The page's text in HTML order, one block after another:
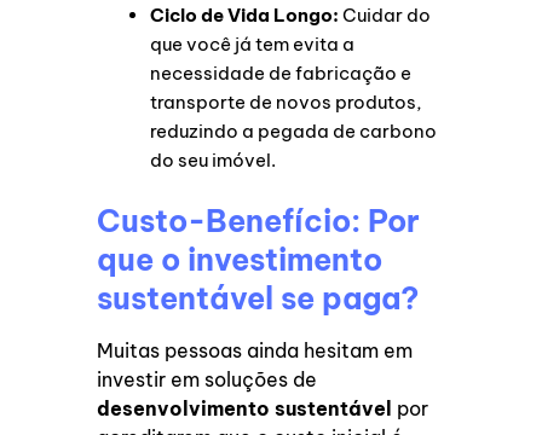
Ciclo de Vida Longo: Cuidar do
que você já tem evita a
necessidade de fabricação e
transporte de novos produtos,
reduzindo a pegada de carbono
do seu imóvel.
Custo-Benefício: Por
que o investimento
sustentável se paga?
Muitas pessoas ainda hesitam em
investir em soluções de
desenvolvimento sustentável por